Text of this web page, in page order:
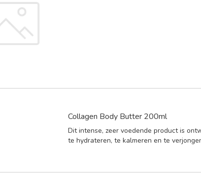
Collagen Body Butter 200ml
Dit intense, zeer voedende product is
te hydrateren, te kalmeren en te